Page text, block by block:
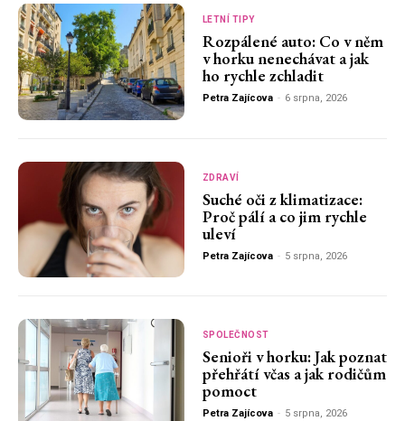
LETNÍ TIPY
Rozpálené auto: Co v něm
v horku nenechávat a jak
ho rychle zchladit
Petra Zajícova - 6 srpna, 2026
ZDRAVÍ
Suché oči z klimatizace:
Proč pálí a co jim rychle
uleví
Petra Zajícova - 5 srpna, 2026
SPOLEČNOST
Senioři v horku: Jak poznat
přehřátí včas a jak rodičům
pomoct
Petra Zajícova - 5 srpna, 2026